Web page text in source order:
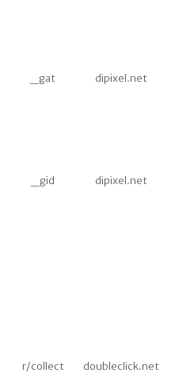
_gat dipixel.net
_gid dipixel.net
r/collect doubleclick.net